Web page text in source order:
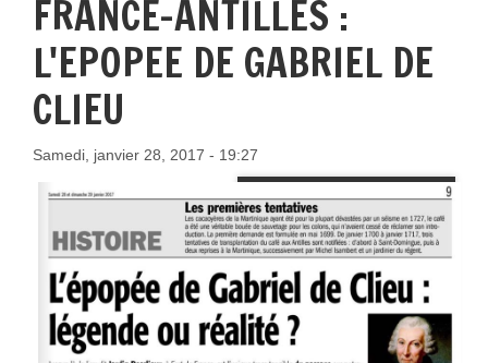
FRANCE-ANTILLES :
L'EPOPEE DE GABRIEL DE
CLIEU
Samedi, janvier 28, 2017 - 19:27